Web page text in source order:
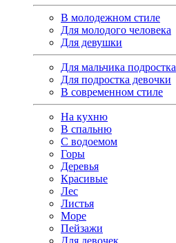
В молодежном стиле
Для молодого человека
Для девушки
Для мальчика подростка
Для подростка девочки
В современном стиле
На кухню
В спальню
С водоемом
Горы
Деревья
Красивые
Лес
Листья
Море
Пейзажи